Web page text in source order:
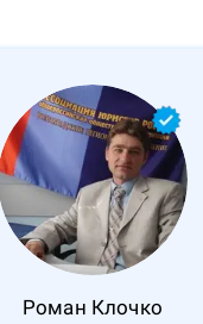
Роман Клочко